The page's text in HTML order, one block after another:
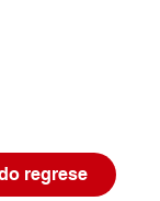
regrese